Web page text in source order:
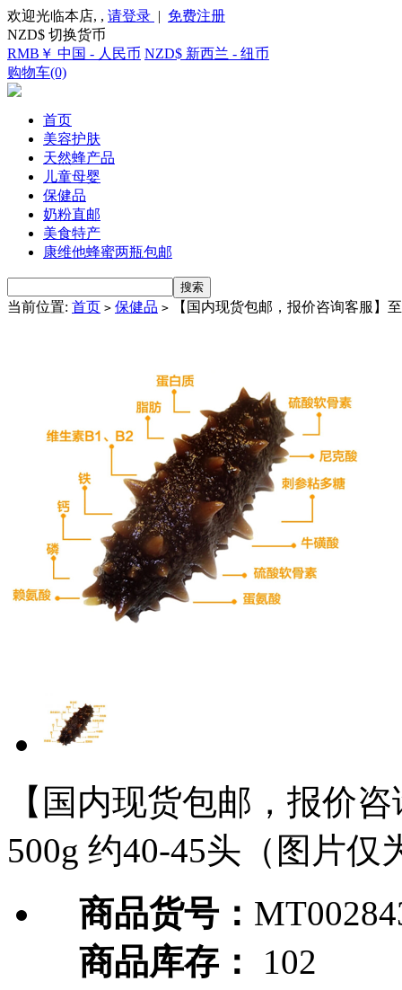
欢迎光临本店, , 请登录 | 免费注册
NZD$ 切换货币
RMB￥ 中国 - 人民币 NZD$ 新西兰 - 纽币
购物车(0)
首页
美容护肤
天然蜂产品
儿童母婴
保健品
奶粉直邮
美食特产
康维他蜂蜜两瓶包邮
当前位置: 首页 > 保健品 > 【国内现货包邮，报价咨询客服】
【国内现货包邮，报价
500g 约40-45头（图片
商品货号：
商品库存：
102